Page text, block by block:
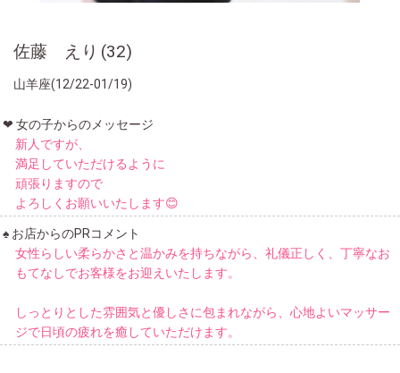
佐藤 えり 32
山羊座(12/22-01/19)
女の子からのメッセージ
新人ですが、
満足していただけるように
頑張りますので
よろしくお願いいたします😊
お店からのPRコメント
女性らしい柔らかさと温かみを持ちながら、礼儀正しく、丁寧なお
もてなしでお客様をお迎えいたします。
しっとりとした雰囲気と優しさに包まれながら、心地よいマッサー
ジで日頃の疲れを癒していただけます。